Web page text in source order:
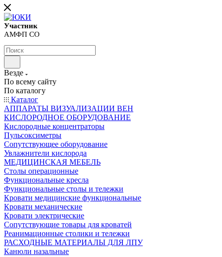
Участник
АМФП СО
Везде
По всему сайту
По каталогу
Каталог
АППАРАТЫ ВИЗУАЛИЗАЦИИ ВЕН
КИСЛОРОДНОЕ ОБОРУДОВАНИЕ
Кислородные концентраторы
Пульсоксиметры
Сопутствующее оборудование
Увлажнители кислорода
МЕДИЦИНСКАЯ МЕБЕЛЬ
Столы операционные
Функциональные кресла
Функциональные столы и тележки
Кровати медицинские функциональные
Кровати механические
Кровати электрические
Сопутствующие товары для кроватей
Реанимационные столики и тележки
РАСХОДНЫЕ МАТЕРИАЛЫ ДЛЯ ЛПУ
Канюли назальные